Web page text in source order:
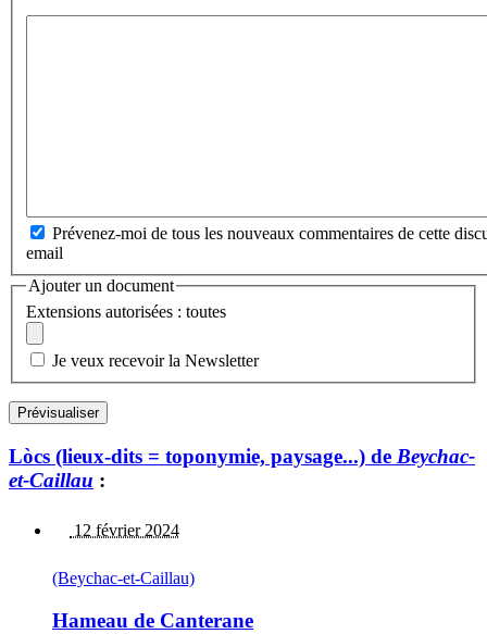
Prévenez-moi de tous les nouveaux commentaires de cette
email
Ajouter un document
Extensions autorisées : toutes
Je veux recevoir la Newsletter
Lòcs (lieux-dits = toponymie, paysage...) de Beychac-
et-Caillau :
12 février 2024
(Beychac-et-Caillau)
Hameau de Canterane